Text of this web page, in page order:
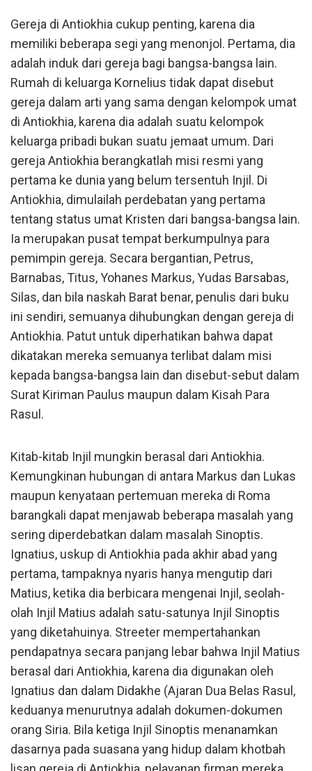
Gereja di Antiokhia cukup penting, karena dia
memiliki beberapa segi yang menonjol. Pertama, dia
adalah induk dari gereja bagi bangsa-bangsa lain.
Rumah di keluarga Kornelius tidak dapat disebut
gereja dalam arti yang sama dengan kelompok umat
di Antiokhia, karena dia adalah suatu kelompok
keluarga pribadi bukan suatu jemaat umum. Dari
gereja Antiokhia berangkatlah misi resmi yang
pertama ke dunia yang belum tersentuh Injil. Di
Antiokhia, dimulailah perdebatan yang pertama
tentang status umat Kristen dari bangsa-bangsa lain.
Ia merupakan pusat tempat berkumpulnya para
pemimpin gereja. Secara bergantian, Petrus,
Barnabas, Titus, Yohanes Markus, Yudas Barsabas,
Silas, dan bila naskah Barat benar, penulis dari buku
ini sendiri, semuanya dihubungkan dengan gereja di
Antiokhia. Patut untuk diperhatikan bahwa dapat
dikatakan mereka semuanya terlibat dalam misi
kepada bangsa-bangsa lain dan disebut-sebut dalam
Surat Kiriman Paulus maupun dalam Kisah Para
Rasul.
Kitab-kitab Injil mungkin berasal dari Antiokhia.
Kemungkinan hubungan di antara Markus dan Lukas
maupun kenyataan pertemuan mereka di Roma
barangkali dapat menjawab beberapa masalah yang
sering diperdebatkan dalam masalah Sinoptis.
Ignatius, uskup di Antiokhia pada akhir abad yang
pertama, tampaknya nyaris hanya mengutip dari
Matius, ketika dia berbicara mengenai Injil, seolah-
olah Injil Matius adalah satu-satunya Injil Sinoptis
yang diketahuinya. Streeter mempertahankan
pendapatnya secara panjang lebar bahwa Injil Matius
berasal dari Antiokhia, karena dia digunakan oleh
Ignatius dan dalam Didakhe (Ajaran Dua Belas Rasul,
keduanya menurutnya adalah dokumen-dokumen
orang Siria. Bila ketiga Injil Sinoptis menanamkan
dasarnya pada suasana yang hidup dalam khotbah